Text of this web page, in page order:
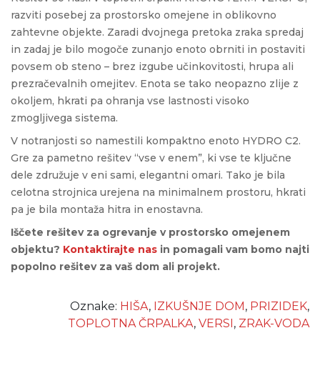
razviti posebej za prostorsko omejene in oblikovno
zahtevne objekte. Zaradi dvojnega pretoka zraka spredaj
in zadaj je bilo mogoče zunanjo enoto obrniti in postaviti
povsem ob steno – brez izgube učinkovitosti, hrupa ali
prezračevalnih omejitev. Enota se tako neopazno zlije z
okoljem, hkrati pa ohranja vse lastnosti visoko
zmogljivega sistema.
V notranjosti so namestili kompaktno enoto HYDRO C2.
Gre za pametno rešitev “vse v enem”, ki vse te ključne
dele združuje v eni sami, elegantni omari. Tako je bila
celotna strojnica urejena na minimalnem prostoru, hkrati
pa je bila montaža hitra in enostavna.
Iščete rešitev za ogrevanje v prostorsko omejenem
objektu? Kontaktirajte nas in pomagali vam bomo najti
popolno rešitev za vaš dom ali projekt.
Oznake: HIŠA, IZKUŠNJE DOM , PRIZIDEK,
TOPLOTNA ČRPALKA, VERSI , ZRAK-VODA